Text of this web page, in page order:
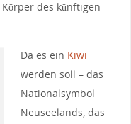
des künftigen
Da es ein Kiwi
werden soll – das
Nationalsymbol
Neuseelands, das